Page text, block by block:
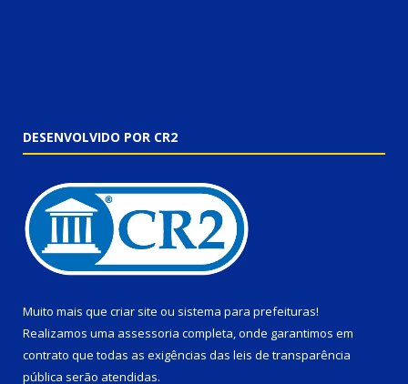
DESENVOLVIDO POR CR2
Muito mais que criar site ou sistema para prefeituras!
Realizamos uma assessoria completa, onde garantimos em
contrato que todas as exigências das leis de transparência
pública serão atendidas.